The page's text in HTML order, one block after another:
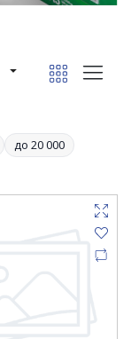
до 20 000